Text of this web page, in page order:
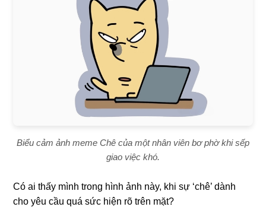
Biểu cảm ảnh meme Chê của một nhân viên bơ phờ khi sếp
giao việc khó.
Có ai thấy mình trong hình ảnh này, khi sự ‘chê’ dành
cho yêu cầu quá sức hiện rõ trên mặt?